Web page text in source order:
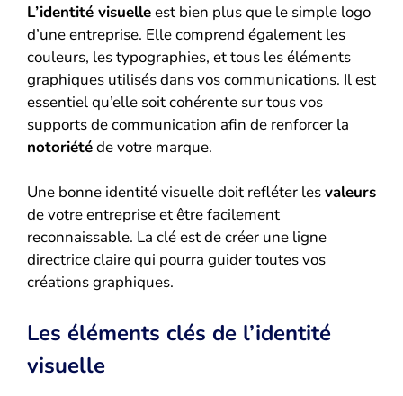
L’identité visuelleest bien plus que le simple logo
d’une entreprise. Elle comprend également les
couleurs, les typographies, et tous les éléments
graphiques utilisés dans vos communications. Il est
essentiel qu’elle soit cohérente sur tous vos
supports de communication afin de renforcer la
notoriétéde votre marque.
Une bonne identité visuelle doit refléter lesvaleurs
de votre entreprise et être facilement
reconnaissable. La clé est de créer une ligne
directrice claire qui pourra guider toutes vos
créations graphiques.
Les éléments clés de l’identité
visuelle